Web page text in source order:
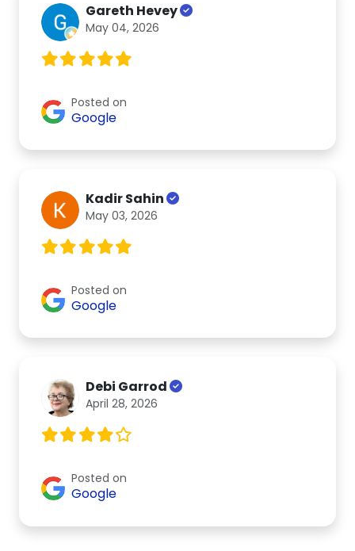
Gareth Hevey
May 04, 2026
Posted on
Google
Kadir Sahin
May 03, 2026
Posted on
Google
Debi Garrod
April 28, 2026
Posted on
Google